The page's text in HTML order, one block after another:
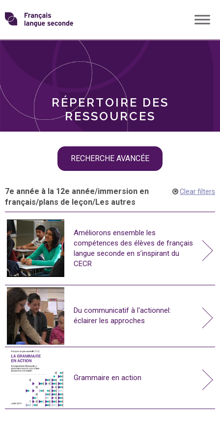
Skip
toTransformons
langue
RÉPERTOIRE DES
RESSOURCES
RECHERCHE AVANCÉE
THÈMES
7e année à la 12e année/immersion en
français/plans de leçon/Les autres
Clear filters
Améliorons ensemble les
compétences des élèves de français
langue seconde en s’inspirant du
CECR
Du communicatif à l'actionnel:
éclairer les approches
Grammaire en action